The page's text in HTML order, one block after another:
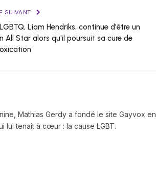
SUIVANT
Liam Hendriks, continue d'être un
All Star alors qu'il poursuit sa cure de
Mathias Gerdy a fondé le site Gayvox en
lui tenait à cœur : la cause LGBT.